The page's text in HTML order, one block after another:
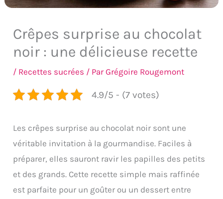
Crêpes surprise au chocolat
noir : une délicieuse recette
/ Recettes sucrées / ParGrégoire Rougemont
4.9/5 - (7 votes)
Les crêpes surprise au chocolat noir sont une
véritable invitation à la gourmandise. Faciles à
préparer, elles sauront ravir les papilles des petits
et des grands. Cette recette simple mais raffinée
est parfaite pour un goûter ou un dessert entre